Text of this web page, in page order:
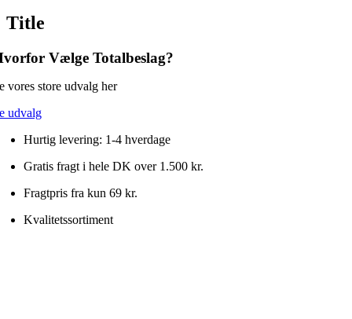
sort
antal
view
Title
Vælge Totalbeslag?
vores store udvalg her
udvalg
Hurtig levering: 1-4 hverdage
Gratis fragt i hele DK over 1.500 kr.
Fragtpris fra kun 69 kr.
Kvalitetssortiment